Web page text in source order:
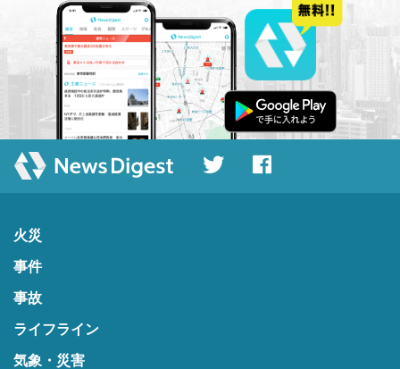
火災
事件
事故
ライフライン
気象・災害